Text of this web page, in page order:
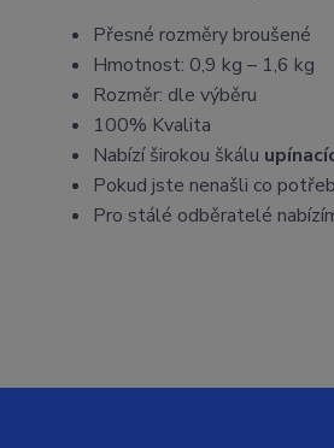
Přesné rozměry broušené
Hmotnost: 0,9 kg – 1,6 kg
Rozměr: dle výběru
100% Kvalita
Nabízí širokou škálu
Pokud jste nenašli co
Pro stálé odběratelé